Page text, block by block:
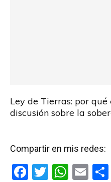
Ley de Tierras: por
discusión sobre la
Compartir en mis redes:
F
T
W E